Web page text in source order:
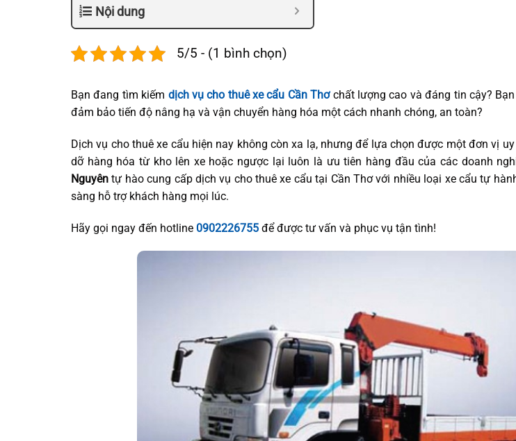
Nội dung
5/5 - (1 bình chọn)
Bạn đang tìm kiếm dịch vụ cho thuê xe cẩu Cần Thơchất lượng cao và đáng tin cậy?
đảm bảo tiến độ nâng hạ và vận chuyển hàng hóa một cách nhanh chóng, an toàn?
Dịch vụ cho thuê xe cẩu hiện nay không còn xa lạ, nhưng để lựa chọn được một đơn vị
dỡ hàng hóa từ kho lên xe hoặc ngược lại luôn là ưu tiên hàng đầu của các doanh
Nguyên tự hào cung cấp dịch vụ cho thuê xe cẩu tại Cần Thơ với nhiều loại xe cẩu tự
sàng hỗ trợ khách hàng mọi lúc.
Hãy gọi ngay đến hotline 0902226755 để được tư vấn và phục vụ tận tình!